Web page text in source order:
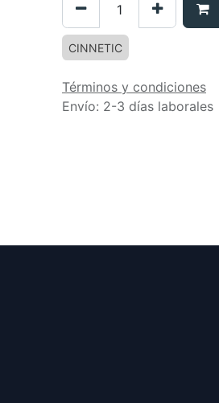
CINNETIC
Términos y condiciones
Envío: 2-3 días laborales